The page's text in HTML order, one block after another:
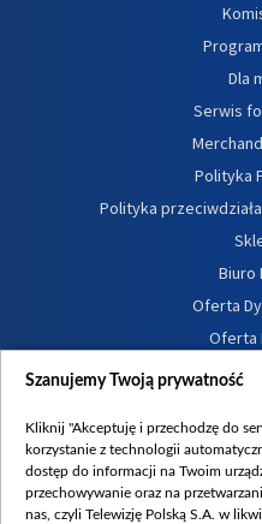
Dla
Serwis
Polityka
Polityka
Biuro
Oferta
Oferta
Procedura
Szanujemy Twoją prywatność
Kliknij "Akceptuję i przechodzę do
korzystanie z technologii
dostęp do informacji na Twoim
przechowywanie oraz na
nas, czyli Telewizję Polską S.A. w